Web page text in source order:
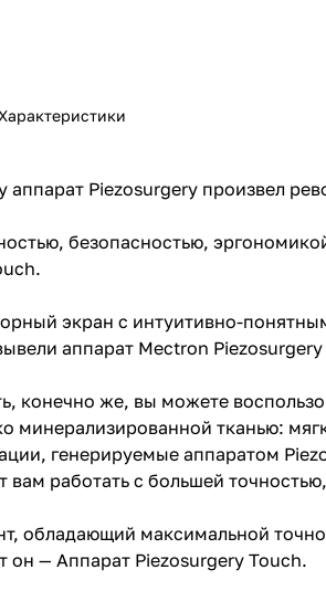
аппарат Piezosurgery произвел
безопасностью,
экран с интуитивно-
аппарат Mectron
конечно же, вы можете
минерализированной тканью:
генерируемые аппаратом
вам работать с большей
обладающий максимальной
он — Аппарат Piezosurgery Touch.